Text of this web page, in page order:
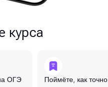
курса
ОГЭ
Поймёте, как